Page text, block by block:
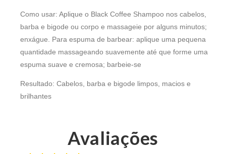
Como usar: Aplique o Black Coffee Shampoo nos cabelos,
barba e bigode ou corpo e massageie por alguns minutos;
enxágue. Para espuma de barbear: aplique uma pequena
quantidade massageando suavemente até que forme uma
espuma suave e cremosa; barbeie-se
Resultado: Cabelos, barba e bigode limpos, macios e
brilhantes
Avaliações